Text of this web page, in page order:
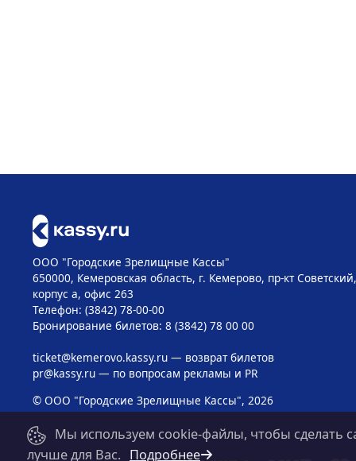
ООО "Городские Зрелищные Кассы"
650000, Кемеровская область, г. Кемерово, пр-кт
корпус а, офис 263
Телефон: (3842) 78-00-00
Бронирование билетов: 8 (3842) 78 00 00
ticket@kemerovo.kassy.ru— возврат билетов
pr@kassy.ru— по вопросам рекламы и PR
© ООО "Городские Зрелищные Кассы", 2026
Мы используем cookie-файлы, чтобы сделать
лучше для Вас. Подробнее